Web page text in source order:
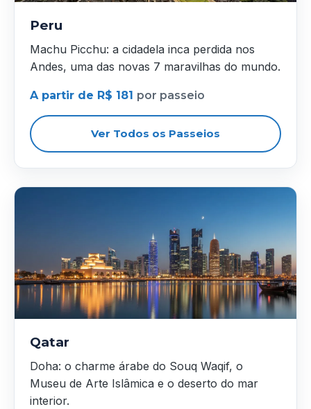
Peru
Machu Picchu: a cidadela inca perdida nos
Andes, uma das novas 7 maravilhas do mundo.
A partir de R$ 181 por passeio
Ver Todos os Passeios
Qatar
Doha: o charme árabe do Souq Waqif, o
Museu de Arte Islâmica e o deserto do mar
interior.